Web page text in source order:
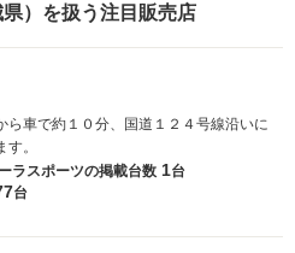
）を扱う注目販売店
ら車で約１０分、国道１２４号線沿いに
。
ラスポーツの掲載台数 1台
台